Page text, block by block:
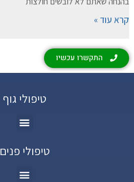
קרא עוד »
התקשרו עכשיו
טיפולי גוף
טיפולי פנים